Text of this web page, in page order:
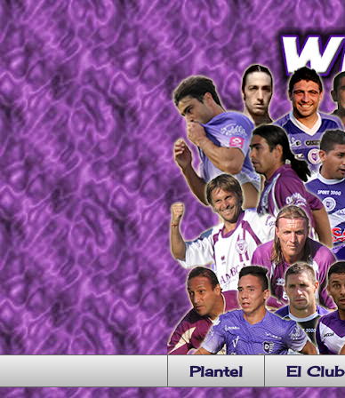
Plantel El Club